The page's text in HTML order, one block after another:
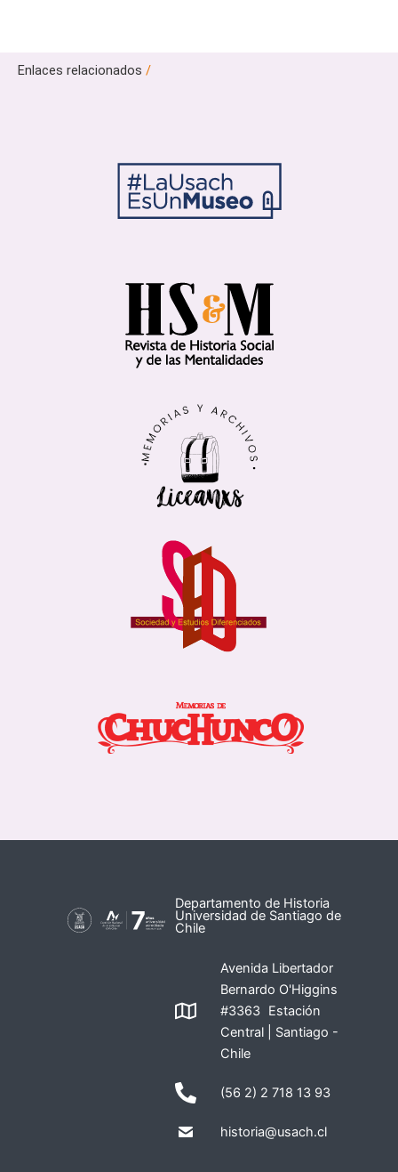
Enlaces relacionados /
Departamento de Historia
Universidad de Santiago de
Chile
Avenida Libertador
Bernardo O'Higgins
#3363 Estación
Central | Santiago -
Chile
(56 2) 2 718 13 93
historia@usach.cl